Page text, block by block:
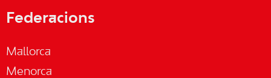
Federacions
Mallorca
Menorca